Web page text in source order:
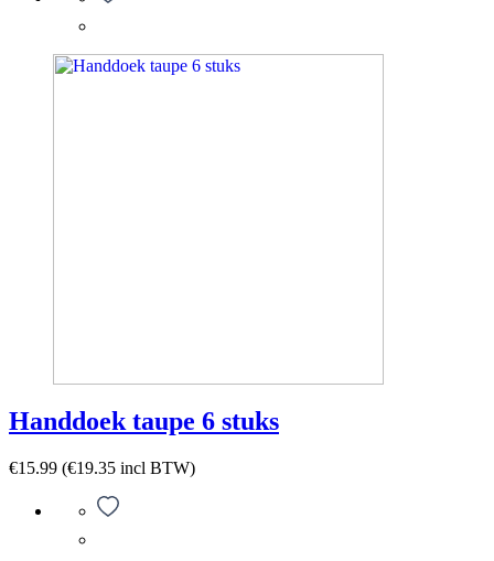
Handdoek taupe 6 stuks
€15.99 (€19.35 incl BTW)